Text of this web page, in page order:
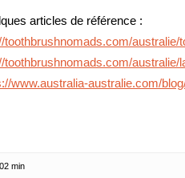
articles de référence :
toothbrushnomads.com/
toothbrushnomads.com/australie/
www.australia-australie.com/
min